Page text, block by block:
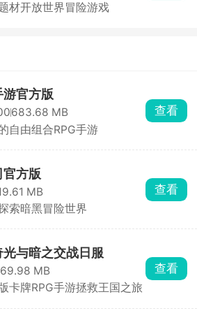
材开放世界冒险游戏
官方版
683.68 MB
自由组合RPG手游
查看
方版
MB
索暗黑冒险世界
查看
与暗之交战日服
MB
卡牌RPG手游拯救王国之旅
查看